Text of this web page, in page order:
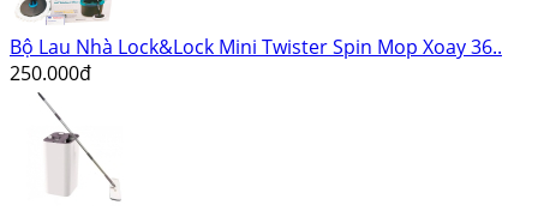
Bộ Lau Nhà Lock&Lock Mini Twister Spin Mop Xoay 36..
250.000đ